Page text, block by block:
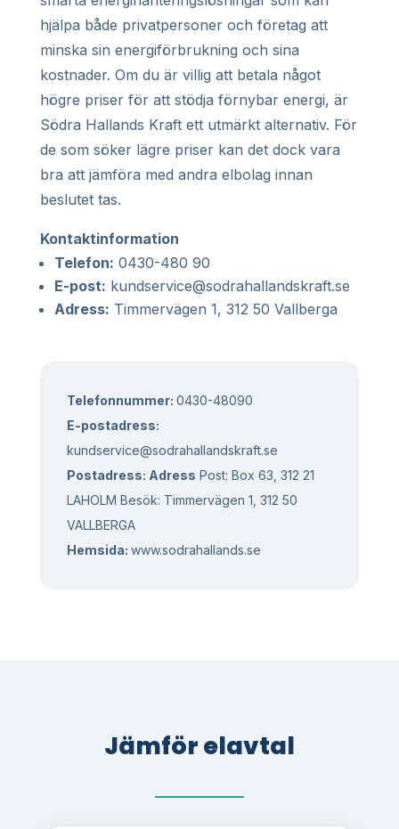
hjälpa både privatpersoner och företag att
minska sin energiförbrukning och sina
kostnader. Om du är villig att betala något
högre priser för att stödja förnybar energi, är
Södra Hallands Kraft ett utmärkt alternativ. För
de som söker lägre priser kan det dock vara
bra att jämföra med andra elbolag innan
beslutet tas.
Kontaktinformation
Telefon: 0430-480 90
E-post: kundservice@sodrahallandskraft.se
Adress: Timmervägen 1, 312 50 Vallberga
Telefonnummer: 0430-48090
E-postadress:
kundservice@sodrahallandskraft.se
Postadress: Adress Post: Box 63, 312 21
LAHOLM Besök: Timmervägen 1, 312 50
VALLBERGA
Hemsida: www.sodrahallands.se
Jämför elavtal